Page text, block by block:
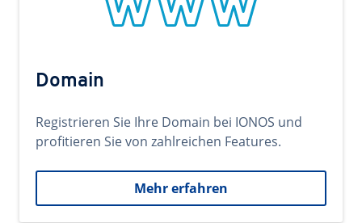
Domain
Registrieren Sie Ihre Domain bei IONOS und
profitieren Sie von zahlreichen Features.
Mehr erfahren